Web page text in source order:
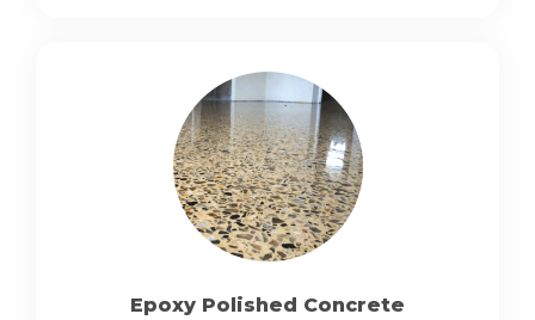
Epoxy Polished Concrete